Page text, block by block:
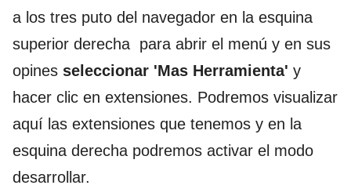
a los tres puto del navegador en la esquina
superior derecha para abrir el menú y en sus
opines seleccionar 'Mas Herramienta' y
hacer clic en extensiones. Podremos visualizar
aquí las extensiones que tenemos y en la
esquina derecha podremos activar el modo
desarrollar.